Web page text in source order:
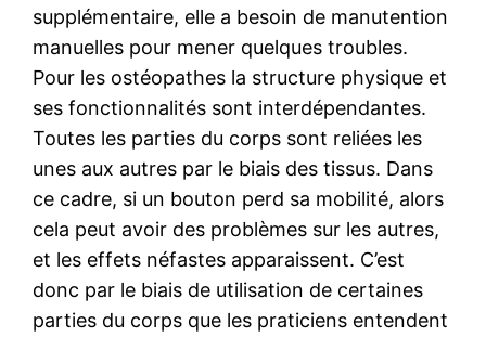
supplémentaire, elle a besoin de manutention
manuelles pour mener quelques troubles.
Pour les ostéopathes la structure physique et
ses fonctionnalités sont interdépendantes.
Toutes les parties du corps sont reliées les
unes aux autres par le biais des tissus. Dans
ce cadre, si un bouton perd sa mobilité, alors
cela peut avoir des problèmes sur les autres,
et les effets néfastes apparaissent. C’est
donc par le biais de utilisation de certaines
parties du corps que les praticiens entendent